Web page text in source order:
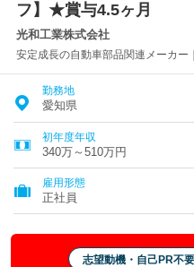
フ】★賞与4.5ヶ月
光和工業株式会社
安定成長の自動車部品関連メーカー
勤務地
愛知県
初年度年収
340万～510万円
雇用形態
正社員
志望動機・自己PR不要